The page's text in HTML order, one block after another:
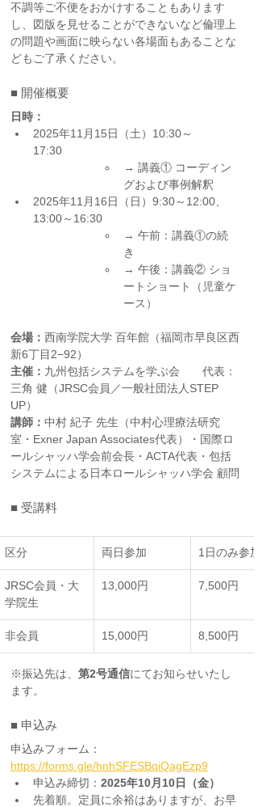
不調等ご不便をおかけすることもあります
し、図版を見せることができないなど倫理上
の問題や画面に映らない各場面もあることな
どもご了承ください。
■ 開催概要
日時：
2025年11月15日（土）10:30～
17:30
→ 講義① コーディン
グおよび事例解釈
2025年11月16日（日）9:30～12:00、
13:00～16:30
→ 午前：講義①の続
き
→ 午後：講義② ショ
ートショート（児童ケ
ース）
会場： 西南学院大学 百年館（福岡市早良区西
新6丁目2−92）
主催： 九州包括システムを学ぶ会　　代表：
三角 健（JRSC会員／一般社団法人STEP
UP）
講師： 中村 紀子 先生（中村心理療法研究
室・Exner Japan Associates代表）・国際ロ
ールシャッハ学会前会長・ACTA代表・包括
システムによる日本ロールシャッハ学会 顧問
■ 受講料
区分 両日参加 1日のみ参加
JRSC会員・大
学院生
13,000円 7,500円
非会員 15,000円 8,500円
※振込先は、 第2号通信にてお知らせいたし
ます。
■ 申込み
申込みフォーム：
https://forms.gle/hnhSFESBqiQagEzp9
申込み締切： 2025年10月10日（金）
先着順。定員に余裕はありますが、お早